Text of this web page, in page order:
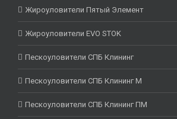
Жироуловители Пятый Элемент
Жироуловители EVO STOK
Пескоуловители СПБ Клининг
Пескоуловители СПБ Клининг М
Пескоуловители СПБ Клининг ПМ